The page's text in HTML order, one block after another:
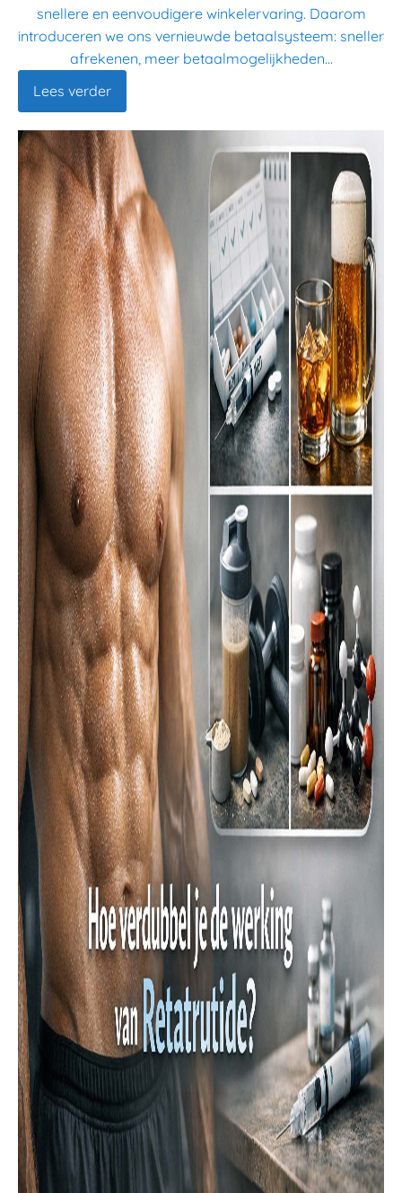
snellere en eenvoudigere winkelervaring. Daarom
introduceren we ons vernieuwde betaalsysteem: sneller
afrekenen, meer betaalmogelijkheden...
Lees verder